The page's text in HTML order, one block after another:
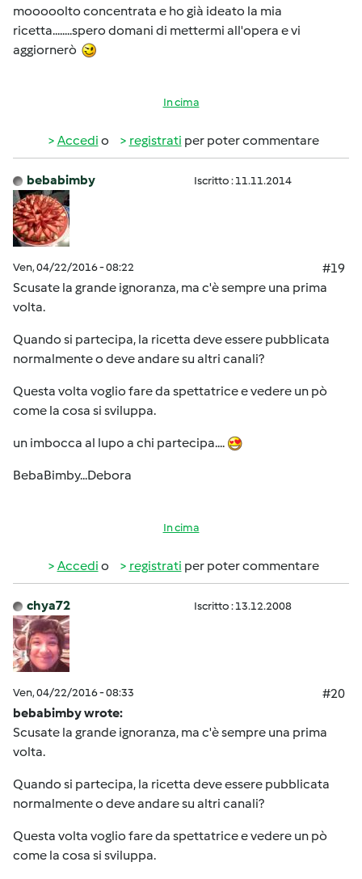
mooooolto concentrata e ho già ideato la mia
ricetta........spero domani di mettermi all'opera e vi
aggiornerò
In cima
Accedi o registrati per poter commentare
bebabimby Iscritto : 11.11.2014
Ven, 04/22/2016 - 08:22
#19
Scusate la grande ignoranza, ma c'è sempre una prima
volta.
Quando si partecipa, la ricetta deve essere pubblicata
normalmente o deve andare su altri canali?
Questa volta voglio fare da spettatrice e vedere un pò
come la cosa si sviluppa.
un imbocca al lupo a chi partecipa....
BebaBimby...Debora
In cima
Accedi o registrati per poter commentare
chya72 Iscritto : 13.12.2008
Ven, 04/22/2016 - 08:33
#20
bebabimby wrote:
Scusate la grande ignoranza, ma c'è sempre una prima
volta.
Quando si partecipa, la ricetta deve essere pubblicata
normalmente o deve andare su altri canali?
Questa volta voglio fare da spettatrice e vedere un pò
come la cosa si sviluppa.